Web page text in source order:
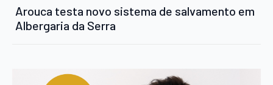
Arouca testa novo sistema de salvamento em
Albergaria da Serra